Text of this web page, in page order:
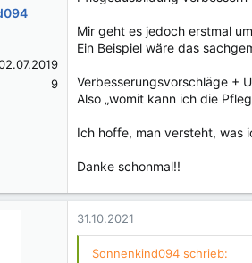
9
Mir geht es jedoch erstmal
Ein Beispiel wäre das
Verbesserungsvorschläge +
Also „womit kann ich die
Ich hoffe, man versteht, was
Danke schonmal!!
31.10.2021
Sonnenkind094 schrieb: